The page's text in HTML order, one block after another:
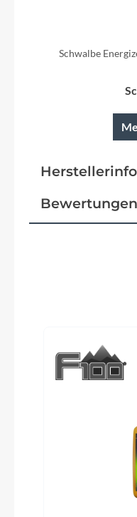
Schwalbe
Bewertungen